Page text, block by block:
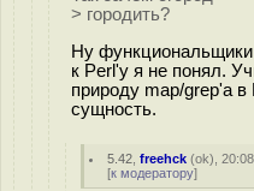
> городить?
Ну
к Perl'y я не понял.
природу map/grep'a
сущность.
5.42 ,freehck (ok),
[к модератору]